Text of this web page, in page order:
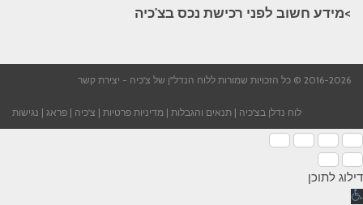
>מידע חשוב לפני רכישת נכס בצ'כיה​
2016-2026 © כל הזכויות שמורות ללוח הנדל"ן של צ'כיה - יצירת קשר
לוח נדלן בצ'כיה | תנאים והגבלות | מדיניות פרטיות | צ'כיה | פראג | נגישות
דילוג לתוכן
פתח